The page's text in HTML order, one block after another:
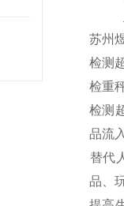
苏州
检测
检重
检测
品流
替代
品、